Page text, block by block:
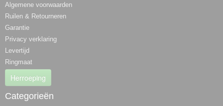
Algemene voorwaarden
Ruilen & Retourneren
Garantie
Privacy verklaring
Levertijd
Ringmaat
Herroeping
Categorieën